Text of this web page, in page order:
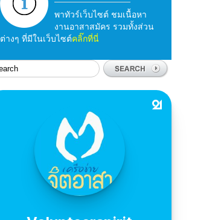
พาทัวร์เว็บไซต์ ชมเนื้อหา
งานอาสาสมัคร รวมทั้งส่วน
ต่างๆ ที่มีในเว็บไซต์คลิ๊กที่นี่